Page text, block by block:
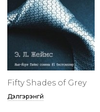
Fifty Shades of Grey
Дэлгэрэнгүй